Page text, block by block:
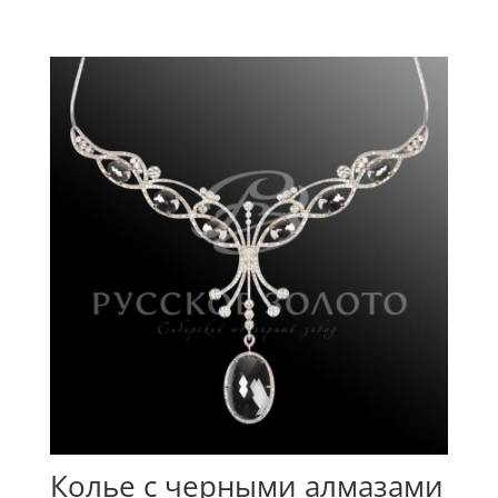
Колье с черными алмазами